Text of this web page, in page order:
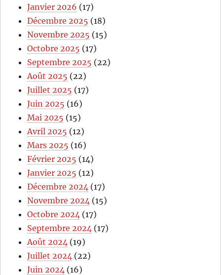
Janvier 2026 (17)
Décembre 2025 (18)
Novembre 2025 (15)
Octobre 2025 (17)
Septembre 2025 (22)
Août 2025 (22)
Juillet 2025 (17)
Juin 2025 (16)
Mai 2025 (15)
Avril 2025 (12)
Mars 2025 (16)
Février 2025 (14)
Janvier 2025 (12)
Décembre 2024 (17)
Novembre 2024 (15)
Octobre 2024 (17)
Septembre 2024 (17)
Août 2024 (19)
Juillet 2024 (22)
Juin 2024 (16)